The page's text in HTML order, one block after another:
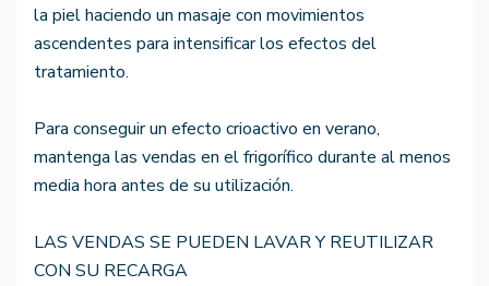
la piel haciendo un masaje con movimientos
ascendentes para intensificar los efectos del
tratamiento.
Para conseguir un efecto crioactivo en verano,
mantenga las vendas en el frigorífico durante al menos
media hora antes de su utilización.
LAS VENDAS SE PUEDEN LAVAR Y REUTILIZAR
CON SU RECARGA